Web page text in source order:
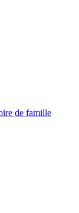
de famille